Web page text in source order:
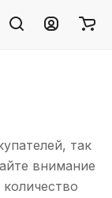
так
внимание